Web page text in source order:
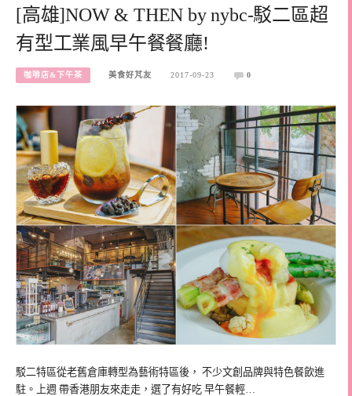
[高雄]NOW & THEN by nybc-駁二區超
有型工業風早午餐餐廳!
咖啡店&下午茶 美食好芃友 2017-09-23 0
駁二特區從老舊倉庫轉型為藝術特區後， 不少文創品牌與特色餐飲進
駐。上週 帶香港朋友來走走，選了有好吃 早午餐輕…